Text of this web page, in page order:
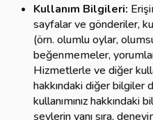
Kullanım Bilgileri:
sayfalar ve gönderiler,
(örn. olumlu oylar,
beğenmemeler,
Hizmetlerle ve diğer
hakkındaki diğer
kullanımınız
şeylerin yanı sıra,